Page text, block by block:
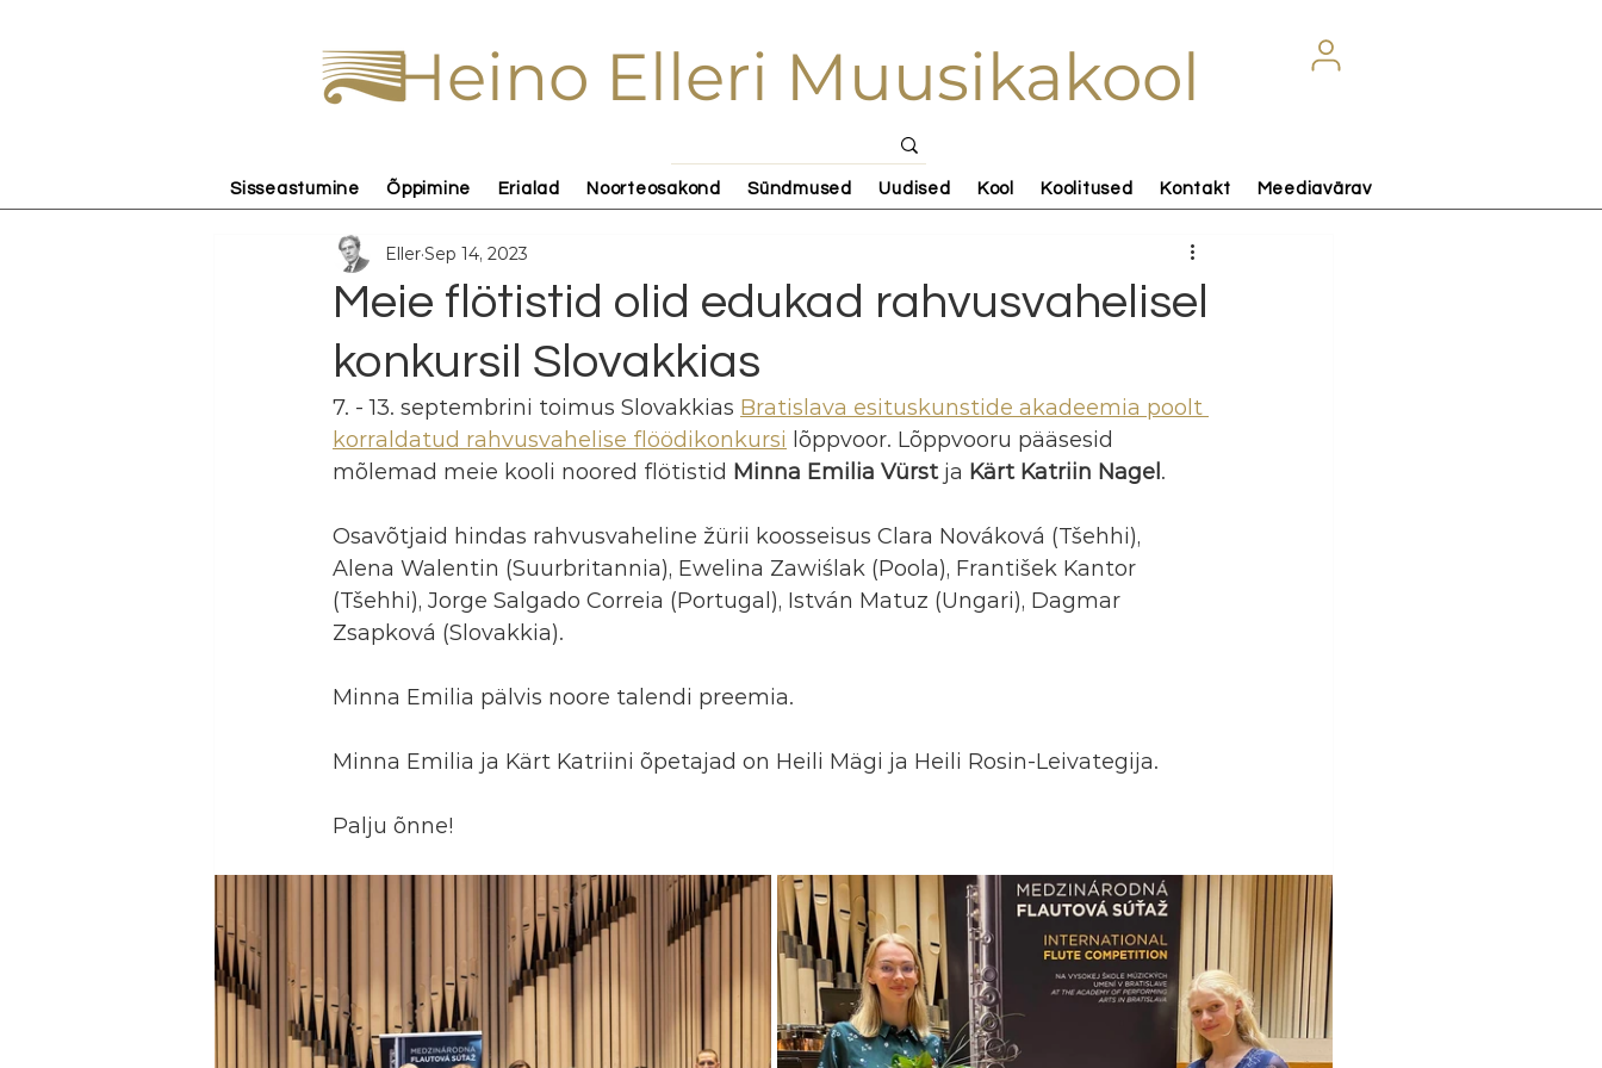
Heino Elleri Muusikakool
Sisseastumine Õppimine Erialad Noorteosakond Sündmused Uudised Kool Koolitused Kontakt Meediavärav
Meie flötistid olid edukad rahvusvahelisel
konkursil Slovakkias
EllerSep 14, 2023
7. - 13. septembrini toimus Slovakkias Bratislava esituskunstide akadeemia poolt
korraldatud rahvusvahelise flöödikonkursi lõppvoor. Lõppvooru pääsesid
mõlemad meie kooli noored flötistid Minna Emilia Vürst ja Kärt Katriin Nagel .
Osavõtjaid hindas rahvusvaheline žürii koosseisus Clara Nováková (Tšehhi),
Alena Walentin (Suurbritannia), Ewelina Zawiślak (Poola), František Kantor
(Tšehhi), Jorge Salgado Correia (Portugal), István Matuz (Ungari), Dagmar
Zsapková (Slovakkia).
Minna Emilia pälvis noore talendi preemia.
Minna Emilia ja Kärt Katriini õpetajad on Heili Mägi ja Heili Rosin-Leivategija.
Palju õnne!